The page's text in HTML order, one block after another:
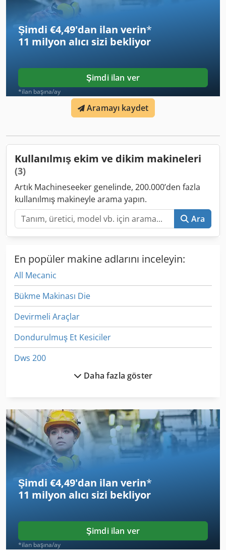
Şimdi €4,49'dan ilan verin*
11 milyon alıcı sizi bekliyor
Şimdi ilan ver
*ilan başına/ay
Aramayı kaydet
Kullanılmış ekim ve dikim makineleri
(3)
Artık Machineseeker genelinde, 200.000’den fazla
kullanılmış makineyle arama yapın.
Ara
En popüler makine adlarını inceleyin:
All Mecanic
Bükme Makinası Die
Devirmeli Araçlar
Dondurulmuş Et Kesiciler
Dws 200
Et Dikey Gördüm
Et Işleme
Et Işleme Makineleri
Gkt 60
Idx 23
Izlenen Araç
Ka 77
Daha fazla göster
Şimdi €4,49'dan ilan verin*
11 milyon alıcı sizi bekliyor
Şimdi ilan ver
*ilan başına/ay